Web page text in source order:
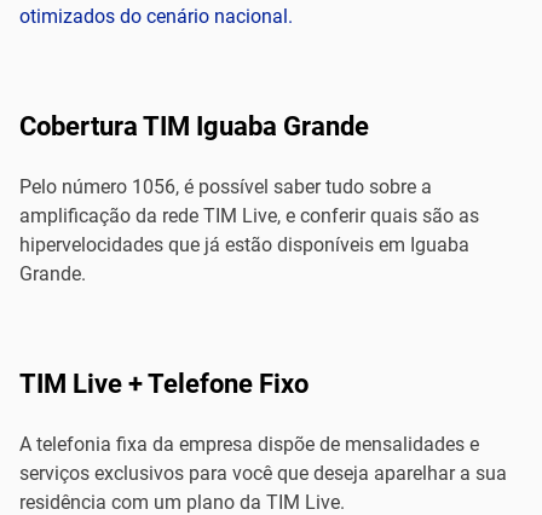
otimizados do cenário nacional.
Cobertura TIM Iguaba Grande
Pelo número 1056, é possível saber tudo sobre a
amplificação da rede TIM Live, e conferir quais são as
hipervelocidades que já estão disponíveis em Iguaba
Grande.
TIM Live + Telefone Fixo
A telefonia fixa da empresa dispõe de mensalidades e
serviços exclusivos para você que deseja aparelhar a sua
residência com um plano da TIM Live.